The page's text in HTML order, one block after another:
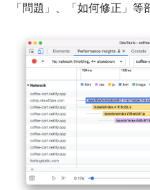
「問題」 、「如何修正」 等